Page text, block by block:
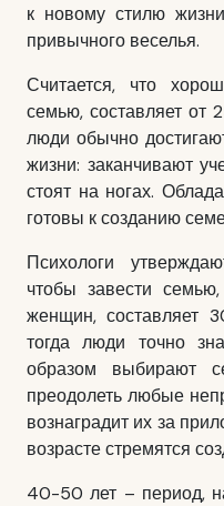
к новому стилю
привычного веселья.
Считается, что
семью, составляет от
люди обычно
жизни: заканчивают
стоят на ногах.
готовы к созданию
Психологи
чтобы завести семью
женщин, составляет
тогда люди точно
образом выбирают
преодолеть любые
вознаградит их за
возрасте стремятся
40-50 лет – период,